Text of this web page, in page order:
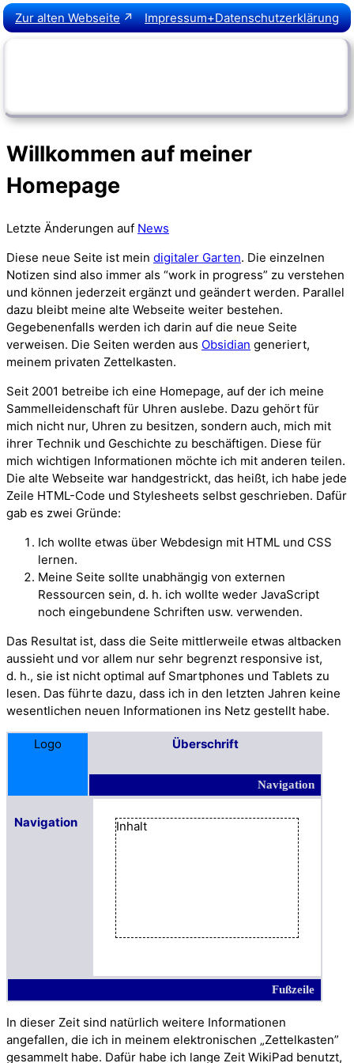
Zur alten Webseite Impressum+Datenschutzerklärung
Willkommen auf meiner
Homepage
Letzte Änderungen auf News
Diese neue Seite ist mein digitaler Garten. Die einzelnen
Notizen sind also immer als “work in progress” zu verstehen
und können jederzeit ergänzt und geändert werden. Parallel
dazu bleibt meine alte Webseite weiter bestehen.
Gegebenenfalls werden ich darin auf die neue Seite
verweisen. Die Seiten werden aus Obsidian generiert,
meinem privaten Zettelkasten.
Seit 2001 betreibe ich eine Homepage, auf der ich meine
Sammelleidenschaft für Uhren auslebe. Dazu gehört für
mich nicht nur, Uhren zu besitzen, sondern auch, mich mit
ihrer Technik und Geschichte zu beschäftigen. Diese für
mich wichtigen Informationen möchte ich mit anderen teilen.
Die alte Webseite war handgestrickt, das heißt, ich habe jede
Zeile HTML-Code und Stylesheets selbst geschrieben. Dafür
gab es zwei Gründe:
Ich wollte etwas über Webdesign mit HTML und CSS
lernen.
Meine Seite sollte unabhängig von externen
Ressourcen sein, d. h. ich wollte weder JavaScript
noch eingebundene Schriften usw. verwenden.
Das Resultat ist, dass die Seite mittlerweile etwas altbacken
aussieht und vor allem nur sehr begrenzt responsive ist,
d. h., sie ist nicht optimal auf Smartphones und Tablets zu
lesen. Das führte dazu, dass ich in den letzten Jahren keine
wesentlichen neuen Informationen ins Netz gestellt habe.
Logo Überschrift
Navigation
Navigation Inhalt
Fußzeile
In dieser Zeit sind natürlich weitere Informationen
angefallen, die ich in meinem elektronischen „Zettelkasten”
gesammelt habe. Dafür habe ich lange Zeit WikiPad benutzt,